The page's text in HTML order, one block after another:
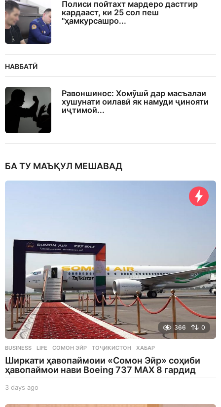
Полиси пойтахт мардеро дастгир
кардааст, ки 25 сол пеш
"ҳамкурсашро...
НАВБАТӢ
Равоншинос: Хомӯшӣ дар масъалаи
хушунати оилавӣ як намуди ҷинояти
иҷтимоӣ...
БА ТУ МАЪҚУЛ МЕШАВАД
366 0
BUSINESS ,LIFE СОМОН ЭЙР ,ТОҶИКИСТОН ,ХАБАР
Ширкати ҳавопаймоии «Сомон Эйр» соҳиби
ҳавопаймои нави Boeing 737 MAX 8 гардид
3 days ago